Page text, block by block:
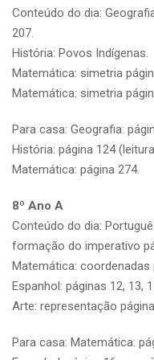
Conteúdo do dia:
207.
História: Povos Indígenas.
Matemática: simetria
Matemática: simetria
Para casa: Geografia:
História: página 124
Matemática: página 274.
8º Ano A
Conteúdo do dia:
formação do imperativo
Matemática: coordenadas
Espanhol: páginas 12, 13,
Arte: representação
Para casa: Matemática: